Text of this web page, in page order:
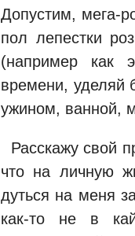
Допустим, мега-
пол лепестки
(например как
времени, уделяй
ужином, ванной,
Расскажу свой
что на личную
дуться на меня
как-то не в